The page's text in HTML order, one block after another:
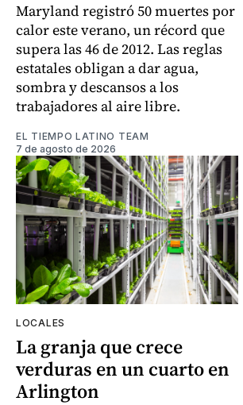
Maryland registró 50 muertes por
calor este verano, un récord que
supera las 46 de 2012. Las reglas
estatales obligan a dar agua,
sombra y descansos a los
trabajadores al aire libre.
EL TIEMPO LATINO TEAM
7 de agosto de 2026
LOCALES
La granja que crece
verduras en un cuarto en
Arlington